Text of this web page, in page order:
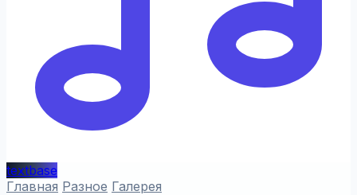
textbase
Главная Разное Галерея